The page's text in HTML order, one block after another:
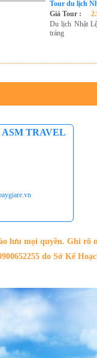
Tour du lịch
Giá Tour :
Du lịch Nhật
tráng
TRAVEL
lưu mọi quyền. Ghi
do Sở Kế